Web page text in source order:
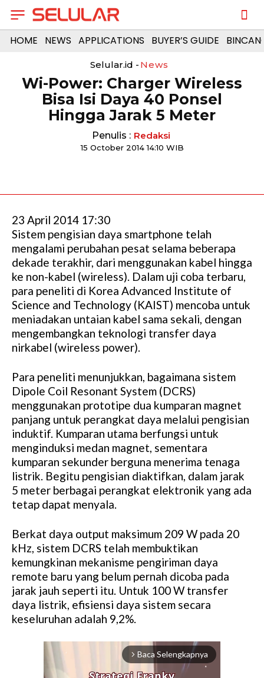
HOME NEWS APPLICATIONS BUYER’S GUIDE
Selular.id - News
Wi-Power: Charger Wireless
Bisa Isi Daya 40 Ponsel
Hingga Jarak 5 Meter
Penulis : Redaksi
15 October 2014 14:10 WIB
23 April 2014 17:30
Sistem pengisian daya smartphone telah
mengalami perubahan pesat selama beberapa
dekade terakhir, dari menggunakan kabel hingga
ke non-kabel (wireless). Dalam uji coba terbaru,
para peneliti di Korea Advanced Institute of
Science and Technology (KAIST) mencoba untuk
meniadakan untaian kabel sama sekali, dengan
mengembangkan teknologi transfer daya
nirkabel (wireless power).
Para peneliti menunjukkan, bagaimana sistem
Dipole Coil Resonant System (DCRS)
menggunakan prototipe dua kumparan magnet
panjang untuk perangkat daya melalui pengisian
induktif. Kumparan utama berfungsi untuk
menginduksi medan magnet, sementara
kumparan sekunder berguna menerima tenaga
listrik. Begitu pengisian diaktifkan, dalam jarak
5 meter berbagai perangkat elektronik yang ada
tetap dapat menyala.
Berkat daya output maksimum 209 W pada 20
kHz, sistem DCRS telah membuktikan
kemungkinan mekanisme pengiriman daya
remote baru yang belum pernah dicoba pada
jarak jauh seperti itu. Untuk 100 W transfer
daya listrik, efisiensi daya sistem secara
keseluruhan adalah 9,2%.
arrow_forward_ios Baca Selengkapnya